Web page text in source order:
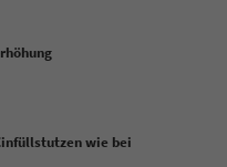
wie bei